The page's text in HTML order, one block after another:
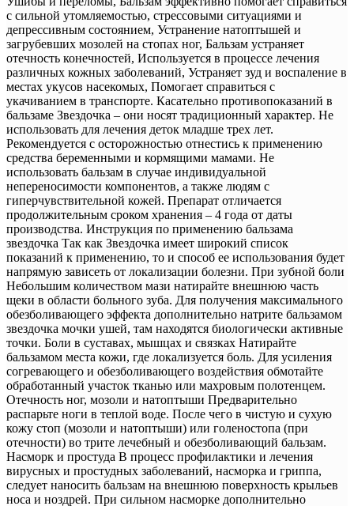
с сильной утомляемостью, стрессовыми ситуациями и
депрессивным состоянием, Устранение натоптышей и
загрубевших мозолей на стопах ног, Бальзам устраняет
отечность конечностей, Используется в процессе лечения
различных кожных заболеваний, Устраняет зуд и воспаление в
местах укусов насекомых, Помогает справиться с
укачиванием в транспорте. Касательно противопоказаний в
бальзаме Звездочка – они носят традиционный характер. Не
использовать для лечения деток младше трех лет.
Рекомендуется с осторожностью отнестись к применению
средства беременными и кормящими мамами. Не
использовать бальзам в случае индивидуальной
непереносимости компонентов, а также людям с
гиперчувствительной кожей. Препарат отличается
продолжительным сроком хранения – 4 года от даты
производства. Инструкция по применению бальзама
звездочка Так как Звездочка имеет широкий список
показаний к применению, то и способ ее использования будет
напрямую зависеть от локализации болезни. При зубной боли
Небольшим количеством мази натирайте внешнюю часть
щеки в области больного зуба. Для получения максимального
обезболивающего эффекта дополнительно натрите бальзамом
звездочка мочки ушей, там находятся биологически активные
точки. Боли в суставах, мышцах и связках Натирайте
бальзамом места кожи, где локализуется боль. Для усиления
согревающего и обезболивающего воздействия обмотайте
обработанный участок тканью или махровым полотенцем.
Отечность ног, мозоли и натоптыши Предварительно
распарьте ноги в теплой воде. После чего в чистую и сухую
кожу стоп (мозоли и натоптыши) или голеностопа (при
отечности) во трите лечебный и обезболивающий бальзам.
Насморк и простуда В процесс профилактики и лечения
вирусных и простудных заболеваний, насморка и гриппа,
следует наносить бальзам на внешнюю поверхность крыльев
носа и ноздрей. При сильном насморке дополнительно